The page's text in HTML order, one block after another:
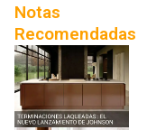
Notas
Recomendadas